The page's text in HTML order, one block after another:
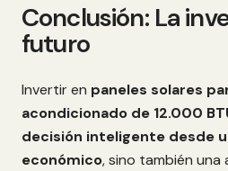
Conclusión: La
futuro
Invertir en paneles solares
acondicionado de 12.000
decisión inteligente desde
económico, sino también